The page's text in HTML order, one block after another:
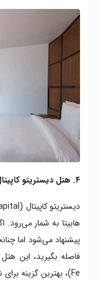
۴. هتل دیستریتو کاپیتال
هابیتا به شمار می‌رود.
پیشنهاد می‌شود اما
Fe)، بهترین گزینه برای شما خواهد بود.